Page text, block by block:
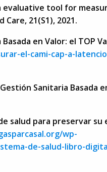
evaluative tool for
21(S1), 2021.
en Valor: el TOP
el-cami-cap-a-
Sanitaria Basada
salud para preservar su
wp-
de-salud-libro-